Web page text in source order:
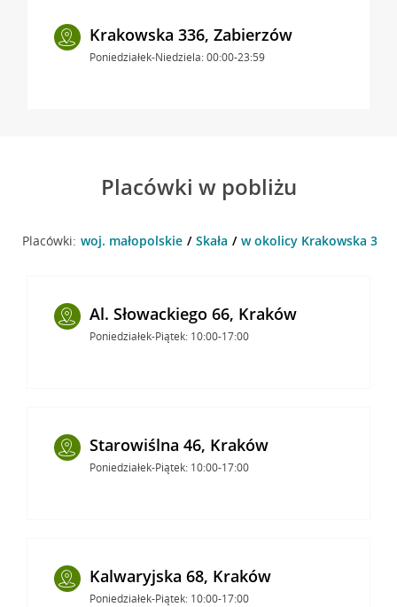
Krakowska 336, Zabierzów
Poniedziałek-Niedziela: 00:00-23:59
Placówki w pobliżu
Placówki: woj. małopolskie Skała w okolicy Krakowska 34 ,
Al. Słowackiego 66, Kraków
Poniedziałek-Piątek: 10:00-17:00
Starowiślna 46, Kraków
Poniedziałek-Piątek: 10:00-17:00
Kalwaryjska 68, Kraków
Poniedziałek-Piątek: 10:00-17:00